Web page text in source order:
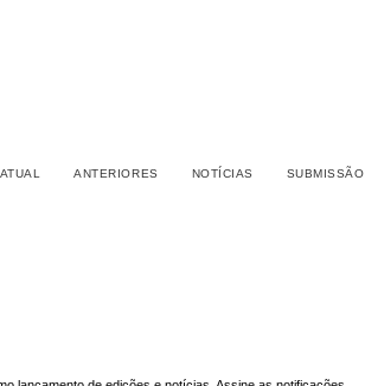
ATUAL ANTERIORES NOTÍCIAS SUBMISSÃO